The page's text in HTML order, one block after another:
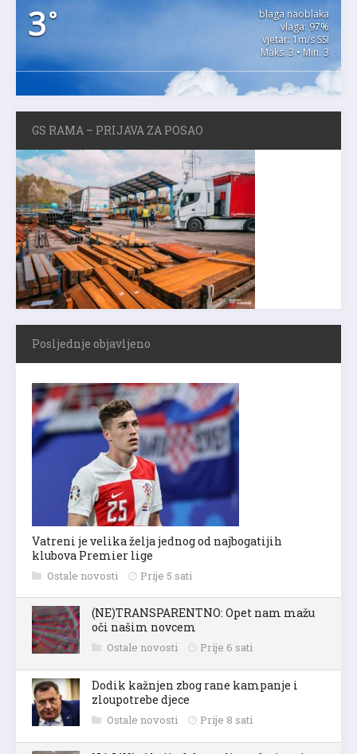
3°
blaga naoblaka
vlaga: 97%
vjetar: 1m/s SSI
Maks. 3 • Min. 3
GS RAMA – PRIJAVA ZA POSAO
Posljednje objavljeno
Vatreni je velika želja jednog od najbogatijih
klubova Premier lige
Ostale novosti Prije 5 sati
(NE)TRANSPARENTNO: Opet nam mažu
oči našim novcem
Ostale novosti Prije 6 sati
Dodik kažnjen zbog rane kampanje i
zloupotrebe djece
Ostale novosti Prije 8 sati